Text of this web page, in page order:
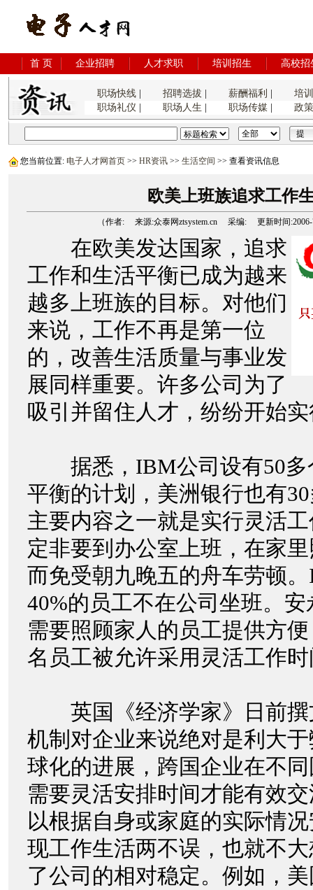
首 页 企业招聘 人才求职 培训招生 高校招
职场快线| 招聘选拔 薪酬福利
培
职场礼仪
职场人生 职场传媒| 政
您当前位置: 电子人才网首页 >> HR资讯 >> 生活空间 >> 查看资讯信息
欧美上班族追求工作
（作者: 来源:众泰网ztsystem.cn 采编: 更新时间:2006-
在欧美发达国家，追求
工作和生活平衡已成为越来
越多上班族的目标。对他们
来说，工作不再是第一位
的，改善生活质量与事业发
展同样重要。许多公司为了
吸引并留住人才，纷纷开始
据悉，IBM公司设有50多
平衡的计划，美洲银行也有
主要内容之一就是实行灵活
定非要到办公室上班，在家
而免受朝九晚五的舟车劳顿
40%的员工不在公司坐班。
需要照顾家人的员工提供方
名员工被允许采用灵活工作
英国《经济学家》日前撰
机制对企业来说绝对是利大
球化的进展，跨国企业在不
需要灵活安排时间才能有效
以根据自身或家庭的实际情
现工作生活两不误，也就不
了公司的相对稳定。例如，